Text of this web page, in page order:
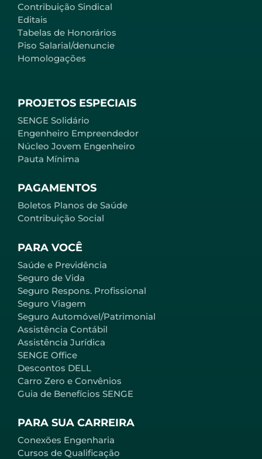
PARA VOCÊ
Saúde e Previdência
Seguro de Vida
Seguro Respons. Profissional
Seguro Viagem
Seguro Automóvel/Patrimonial
Assistência Contábil
Assistência Jurídica
SENGE Office
Descontos DELL
Carro Zero e Convênios
Guia de Benefícios SENGE
PARA SUA CARREIRA
Conexões Engenharia
Cursos de Qualificação
Contribuição Sindical
Editais
Tabelas de Honorários
Piso Salarial/denuncie
Homologações
PROJETOS ESPECIAIS
SENGE Solidário
Engenheiro Empreendedor
Núcleo Jovem Engenheiro
Pauta Mínima
PAGAMENTOS
Boletos Planos de Saúde
Contribuição Social